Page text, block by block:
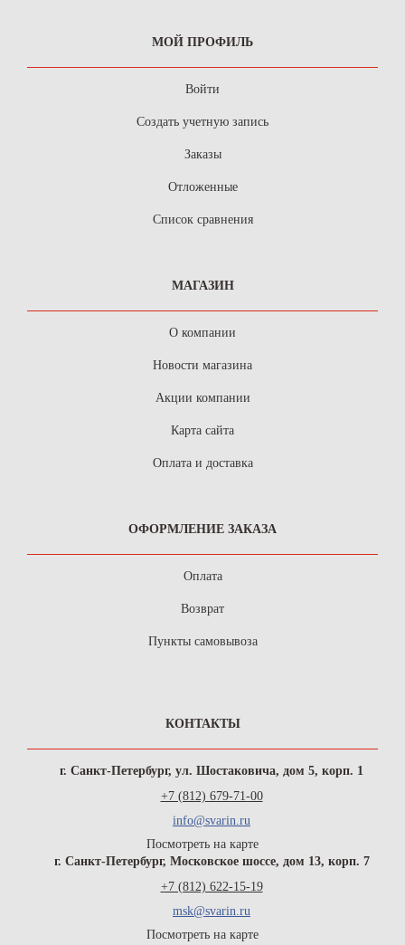
МОЙ ПРОФИЛЬ
Войти
Создать учетную запись
Заказы
Отложенные
Список сравнения
МАГАЗИН
О компании
Новости магазина
Акции компании
Карта сайта
Оплата и доставка
ОФОРМЛЕНИЕ ЗАКАЗА
Оплата
Возврат
Пункты самовывоза
КОНТАКТЫ
г. Санкт-Петербург, ул. Шостаковича, дом 5, корп. 1
+7 (812) 679-71-00
info@svarin.ru
Посмотреть на карте
г. Санкт-Петербург, Московское шоссе, дом 13, корп. 7
+7 (812) 622-15-19
msk@svarin.ru
Посмотреть на карте